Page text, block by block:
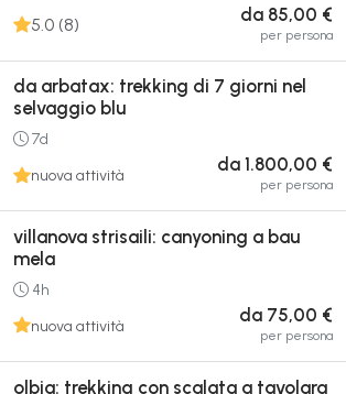
5.0 (8) da 85,00 €
per persona
da arbatax: trekking di 7 giorni nel
selvaggio blu
7d
nuova attività
da 1.800,00 €
per persona
villanova strisaili: canyoning a bau
mela
4h
nuova attività
da 75,00 €
per persona
olbia: trekking con scalata a tavolara